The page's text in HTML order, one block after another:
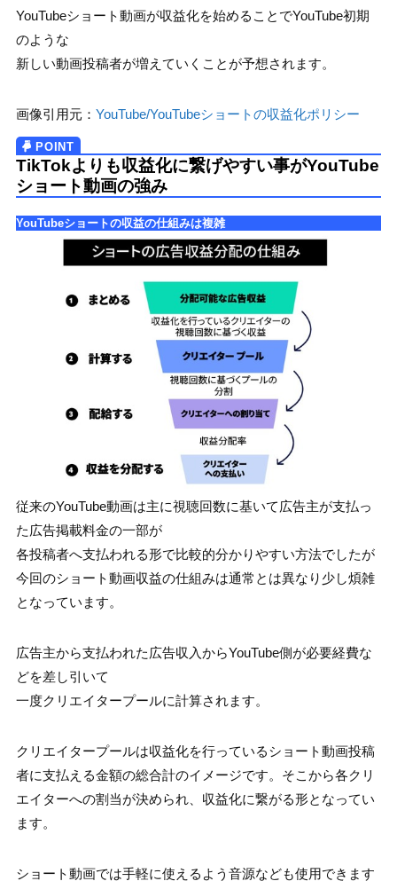
YouTubeショート動画が収益化を始めることでYouTube初期
のような
新しい動画投稿者が増えていくことが予想されます。
画像引用元： YouTube/YouTubeショートの収益化ポリシー
TikTokよりも収益化に繋げやすい事がYouTube
ショート動画の強み
YouTubeショートの収益の仕組みは複雑
従来のYouTube動画は主に視聴回数に基いて広告主が支払っ
た広告掲載料金の一部が
各投稿者へ支払われる形で比較的分かりやすい方法でしたが
今回のショート動画収益の仕組みは通常とは異なり少し煩雑
となっています。
広告主から支払われた広告収入からYouTube側が必要経費な
どを差し引いて
一度クリエイタープールに計算されます。
クリエイタープールは収益化を行っているショート動画投稿
者に支払える金額の総合計のイメージです。そこから各クリ
エイターへの割当が決められ、収益化に繋がる形となってい
ます。
ショート動画では手軽に使えるよう音源なども使用できます